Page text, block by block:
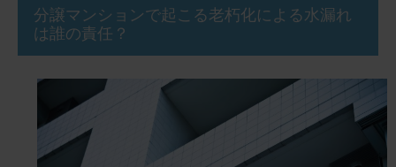
分譲マンションで起こる老朽化による水漏れ
は誰の責任？